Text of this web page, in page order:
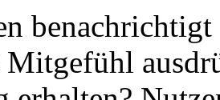
Mitgefühl